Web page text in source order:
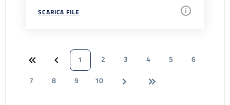
SCARICA FILE
1 2 3 4 5
6
7
8 9 10